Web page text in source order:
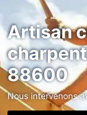
Artisan
88600
Nous intervenons